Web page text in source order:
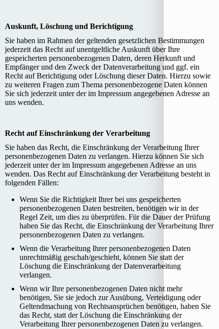
Auskunft, Löschung und Berichtigung
Sie haben im Rahmen der geltenden gesetzlichen Bestimmungen
jederzeit das Recht auf unentgeltliche Auskunft über Ihre
gespeicherten personenbezogenen Daten, deren Herkunft und
Empfänger und den Zweck der Datenverarbeitung und ggf. ein
Recht auf Berichtigung oder Löschung dieser Daten. Hierzu sowie
zu weiteren Fragen zum Thema personenbezogene Daten können
Sie sich jederzeit unter der im Impressum angegebenen Adresse an
uns wenden.
Recht auf Einschränkung der Verarbeitung
Sie haben das Recht, die Einschränkung der Verarbeitung Ihrer
personenbezogenen Daten zu verlangen. Hierzu können Sie sich
jederzeit unter der im Impressum angegebenen Adresse an uns
wenden. Das Recht auf Einschränkung der Verarbeitung besteht in
folgenden Fällen:
Wenn Sie die Richtigkeit Ihrer bei uns gespeicherten
personenbezogenen Daten bestreiten, benötigen wir in der
Regel Zeit, um dies zu überprüfen. Für die Dauer der Prüfung
haben Sie das Recht, die Einschränkung der Verarbeitung Ihrer
personenbezogenen Daten zu verlangen.
Wenn die Verarbeitung Ihrer personenbezogenen Daten
unrechtmäßig geschah/geschieht, können Sie statt der
Löschung die Einschränkung der Datenverarbeitung
verlangen.
Wenn wir Ihre personenbezogenen Daten nicht mehr
benötigen, Sie sie jedoch zur Ausübung, Verteidigung oder
Geltendmachung von Rechtsansprüchen benötigen, haben Sie
das Recht, statt der Löschung die Einschränkung der
Verarbeitung Ihrer personenbezogenen Daten zu verlangen.